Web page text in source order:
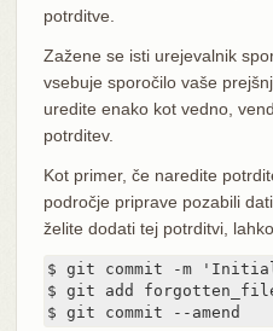
potrditve.
Zažene se isti urejevalnik
vsebuje sporočilo vaše
uredite enako kot vedno,
potrditev.
Kot primer, če naredite
področje priprave pozabili
želite dodati tej potrditvi,
$ git commit -m 'Initial
$ git add
$ git commit --amend